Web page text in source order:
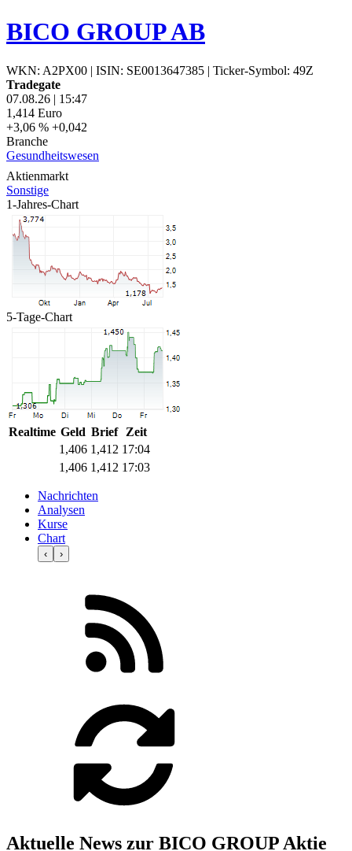
BICO GROUP AB
WKN: A2PX00 | ISIN: SE0013647385 | Ticker-Symbol: 49Z
Tradegate
07.08.26 | 15:47
1,414 Euro
+3,06 % +0,042
Branche
Gesundheitswesen
Aktienmarkt
Sonstige
1-Jahres-Chart
5-Tage-Chart
Realtime Geld Brief
Zeit
1,406 1,412 17:04
1,406 1,412 17:03
Nachrichten
Analysen
Kurse
Chart
‹ ›
Aktuelle News zur BICO GROUP Aktie